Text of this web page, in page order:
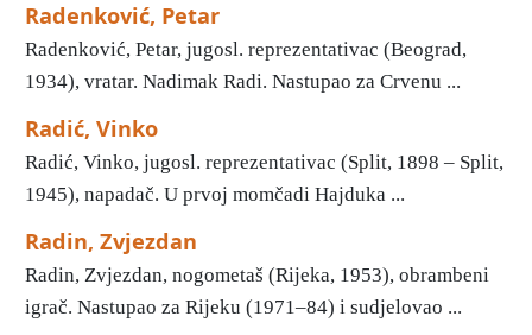
Radenković, Petar
Radenković, Petar, jugosl. reprezentativac (Beograd,
1934), vratar. Nadimak Radi. Nastupao za Crvenu ...
Radić, Vinko
Radić, Vinko, jugosl. reprezentativac (Split, 1898 – Split,
1945), napadač. U prvoj momčadi Hajduka ...
Radin, Zvjezdan
Radin, Zvjezdan, nogometaš (Rijeka, 1953), obrambeni
igrač. Nastupao za Rijeku (1971–84) i sudjelovao ...